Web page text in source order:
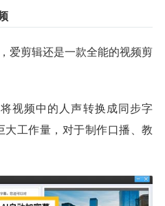
爱剪辑还是一款全能的视频剪
视频中的人声转换成同步字
工作量，对于制作口播、教